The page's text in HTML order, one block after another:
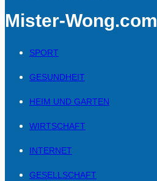
Mister-Wong.com
SPORT
GESUNDHEIT
HEIM UND GARTEN
WIRTSCHAFT
INTERNET
GESELLSCHAFT